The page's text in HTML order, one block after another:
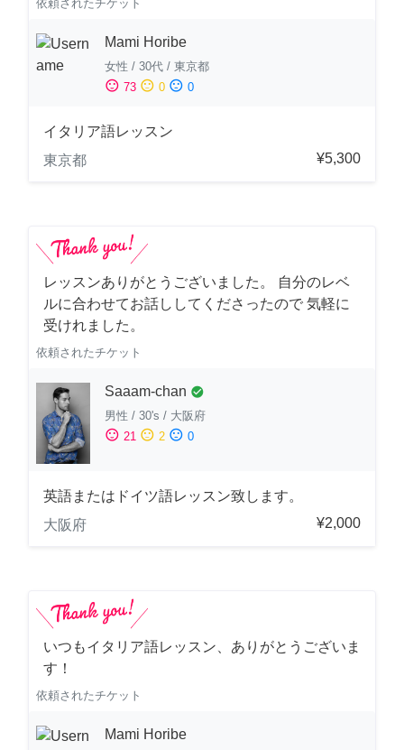
依頼されたチケット
Mami Horibe
女性 / 30代 / 東京都
sentiment_satisfied 73 sentiment_neutral 0 sentiment_dissatisfied 0
イタリア語レッスン
東京都
¥5,300
レッスンありがとうございました。 自分のレベ
ルに合わせてお話ししてくださったので 気軽に
受けれました。
依頼されたチケット
Saaam-chan check_circle
男性 / 30's / 大阪府
sentiment_satisfied 21 sentiment_neutral 2 sentiment_dissatisfied 0
英語またはドイツ語レッスン致します。
大阪府
¥2,000
いつもイタリア語レッスン、ありがとうございま
す！
依頼されたチケット
Mami Horibe